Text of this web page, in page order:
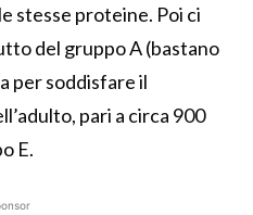
stesse proteine. Poi ci
del gruppo A (bastano
per soddisfare il
pari a circa 900
E.